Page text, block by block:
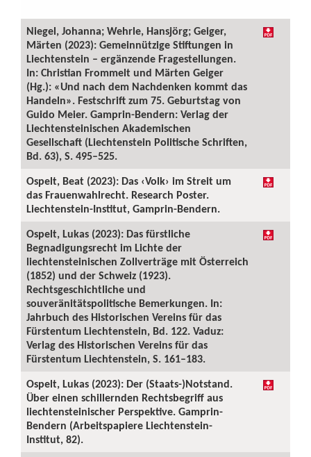
Niegel, Johanna; Wehrle, Hansjörg; Geiger,
Märten (2023): Gemeinnützige Stiftungen in
Liechtenstein – ergänzende Fragestellungen.
In: Christian Frommelt und Märten Geiger
(Hg.): «Und nach dem Nachdenken kommt das
Handeln». Festschrift zum 75. Geburtstag von
Guido Meier. Gamprin-Bendern: Verlag der
Liechtensteinischen Akademischen
Gesellschaft (Liechtenstein Politische Schriften,
Bd. 63), S. 495–525.
Ospelt, Beat (2023): Das ‹Volk› im Streit um
das Frauenwahlrecht. Research Poster.
Liechtenstein-Institut, Gamprin-Bendern.
Ospelt, Lukas (2023): Das fürstliche
Begnadigungsrecht im Lichte der
liechtensteinischen Zollverträge mit Österreich
(1852) und der Schweiz (1923).
Rechtsgeschichtliche und
souveränitätspolitische Bemerkungen. In:
Jahrbuch des Historischen Vereins für das
Fürstentum Liechtenstein, Bd. 122. Vaduz:
Verlag des Historischen Vereins für das
Fürstentum Liechtenstein, S. 161–183.
Ospelt, Lukas (2023): Der (Staats-)Notstand.
Über einen schillernden Rechtsbegriff aus
liechtensteinischer Perspektive. Gamprin-
Bendern (Arbeitspapiere Liechtenstein-
Institut, 82).